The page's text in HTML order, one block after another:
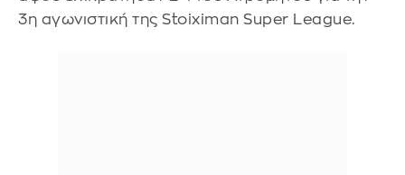
3η αγωνιστική της Stoiximan Super League.